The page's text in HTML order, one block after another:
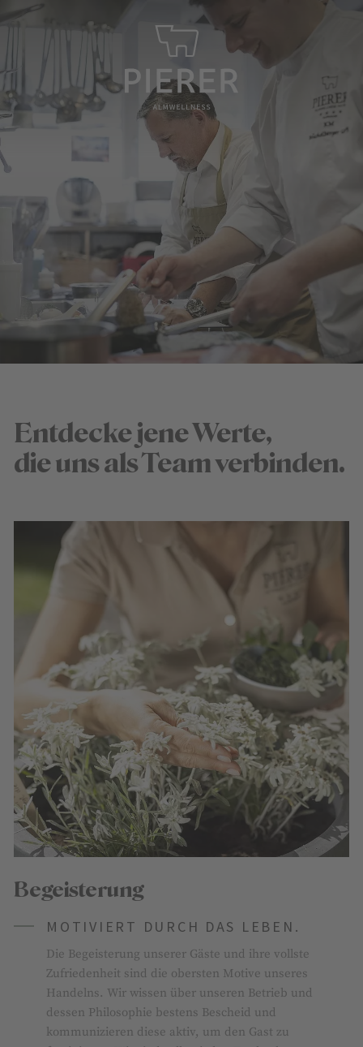
Entdecke jene Werte,
die uns als Team verbinden.
Begeisterung
MOTIVIERT DURCH DAS LEBEN.
Die Begeisterung unserer Gäste und ihre vollste
Zufriedenheit sind die obersten Motive unseres
Handelns. Wir wissen über unseren Betrieb und
dessen Philosophie bestens Bescheid und
kommunizieren diese aktiv, um den Gast zu